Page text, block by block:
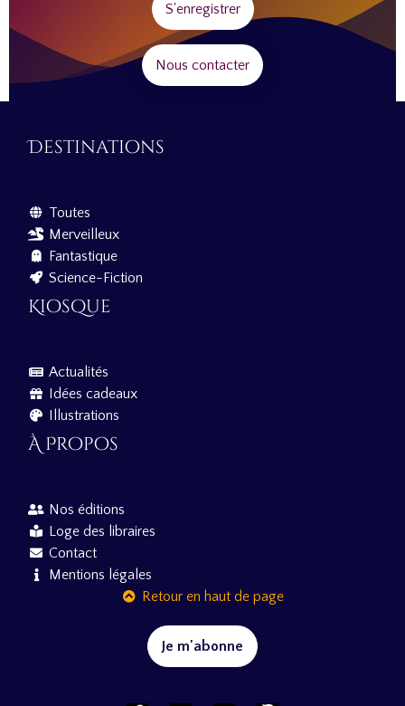
S'enregistrer
Nous contacter
Destinations
Toutes
Merveilleux
Fantastique
Science-Fiction
Kiosque
Actualités
Idées cadeaux
Illustrations
À Propos
Nos éditions
Loge des libraires
Contact
Mentions légales
Retour en haut de page
Je m'abonne